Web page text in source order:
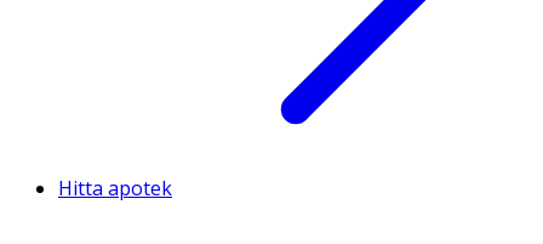
Hitta apotek